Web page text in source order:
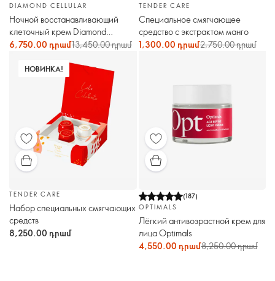
DIAMOND CELLULAR
Ночной восстанавливающий
клеточный крем Diamond
Cellular
6,750.00 դրամ13,450.00 դրամ
TENDER CARE
Специальное смягчающее
средство с экстрактом манго
1,300.00 դրամ2,750.00 դրամ
НОВИНКА!
TENDER CARE
Набор специальных смягчающих
средств
8,250.00 դրամ
(187)
OPTIMALS
Лёгкий антивозрастной крем для
лица Optimals
4,550.00 դրամ8,250.00 դրամ